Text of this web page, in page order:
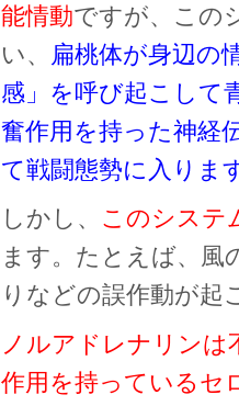
能情動ですが、この
い、
扁桃体が身辺の
感」を呼び起こして
奮作用を持った神経
て戦闘態勢に入りま
しかし、 このシステ
ます。たとえば、風
りなどの誤作動が起
ノルアドレナリンは
作用を持っているセ